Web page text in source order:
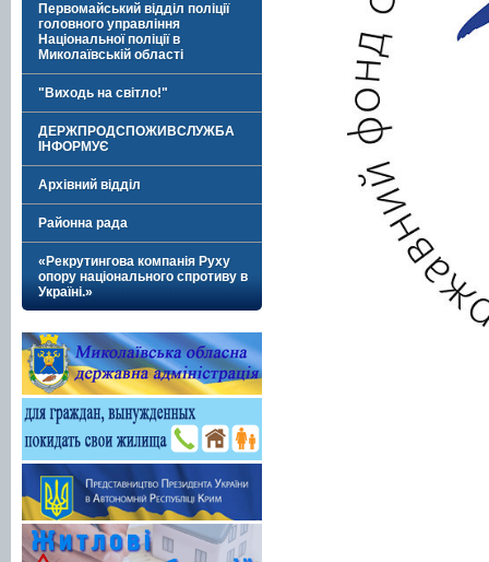
Первомайський відділ поліції
головного управління
Національної поліції в
Миколаївській області
"Виходь на світло!"
ДЕРЖПРОДСПОЖИВСЛУЖБА
ІНФОРМУЄ
Архівний відділ
Районна рада
«Рекрутингова компанія Руху
опору національного спротиву в
Україні.»